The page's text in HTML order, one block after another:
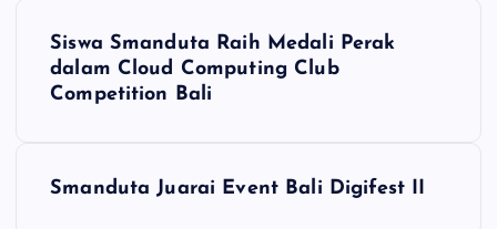
NSiswa Smanduta Raih Medali Perak
dalam Cloud Computing Club
Competition Bali
Smanduta Juarai Event Bali Digifest II